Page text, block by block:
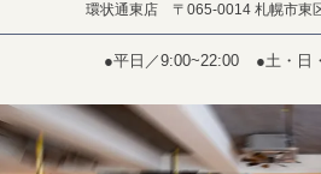
環状通東店 〒065-0014 札幌市東
●平日／9:00~22:00 ●土・日